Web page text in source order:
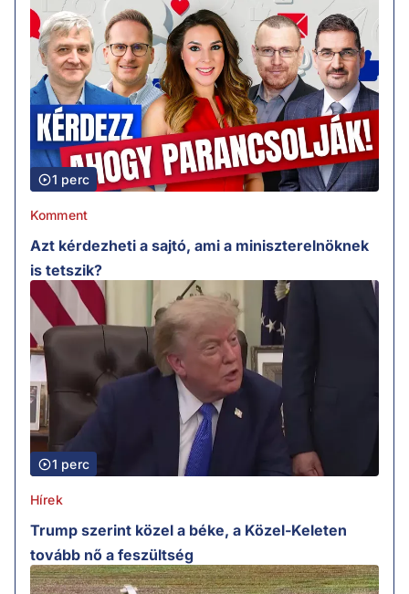
1 perc
Komment
Azt kérdezheti a sajtó, ami a miniszterelnöknek
is tetszik?
1 perc
Hírek
Trump szerint közel a béke, a Közel-Keleten
tovább nő a feszültség